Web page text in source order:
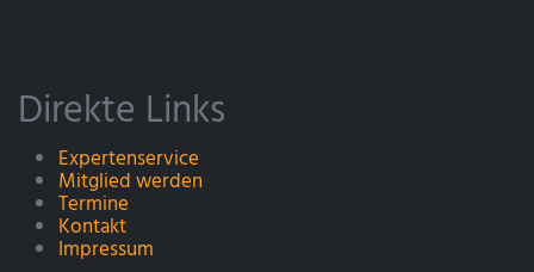
Direkte Links
Expertenservice
Mitglied werden
Termine
Kontakt
Impressum